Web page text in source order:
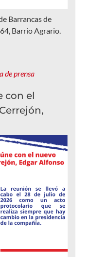
Barrancas de
Barrio Agrario.
de prensa
con el